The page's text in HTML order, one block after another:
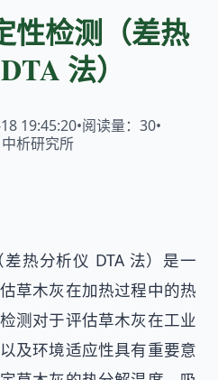
性检测（差热
法）
19:45:20•阅读量： 30•
析研究所
热分析仪 DTA 法）是一
草木灰在加热过程中的热
测对于评估草木灰在工业
及环境适应性具有重要意